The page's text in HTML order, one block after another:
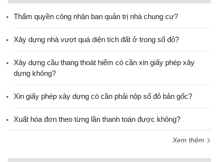
Thẩm quyền công nhận ban quản trị nhà chung cư?
Xây dựng nhà vượt quá diện tích đất ở trong sổ đỏ?
Xây dựng cầu thang thoát hiểm có cần xin giấy phép xây
dựng không?
Xin giấy phép xây dựng có cần phải nộp sổ đỏ bản gốc?
Xuất hóa đơn theo từng lần thanh toán được không?
Xem thêm